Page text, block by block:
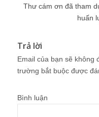
Thư cám ơn đã tham
huấn
Trả lời
Email của bạn sẽ không
trường bắt buộc được
Bình luận